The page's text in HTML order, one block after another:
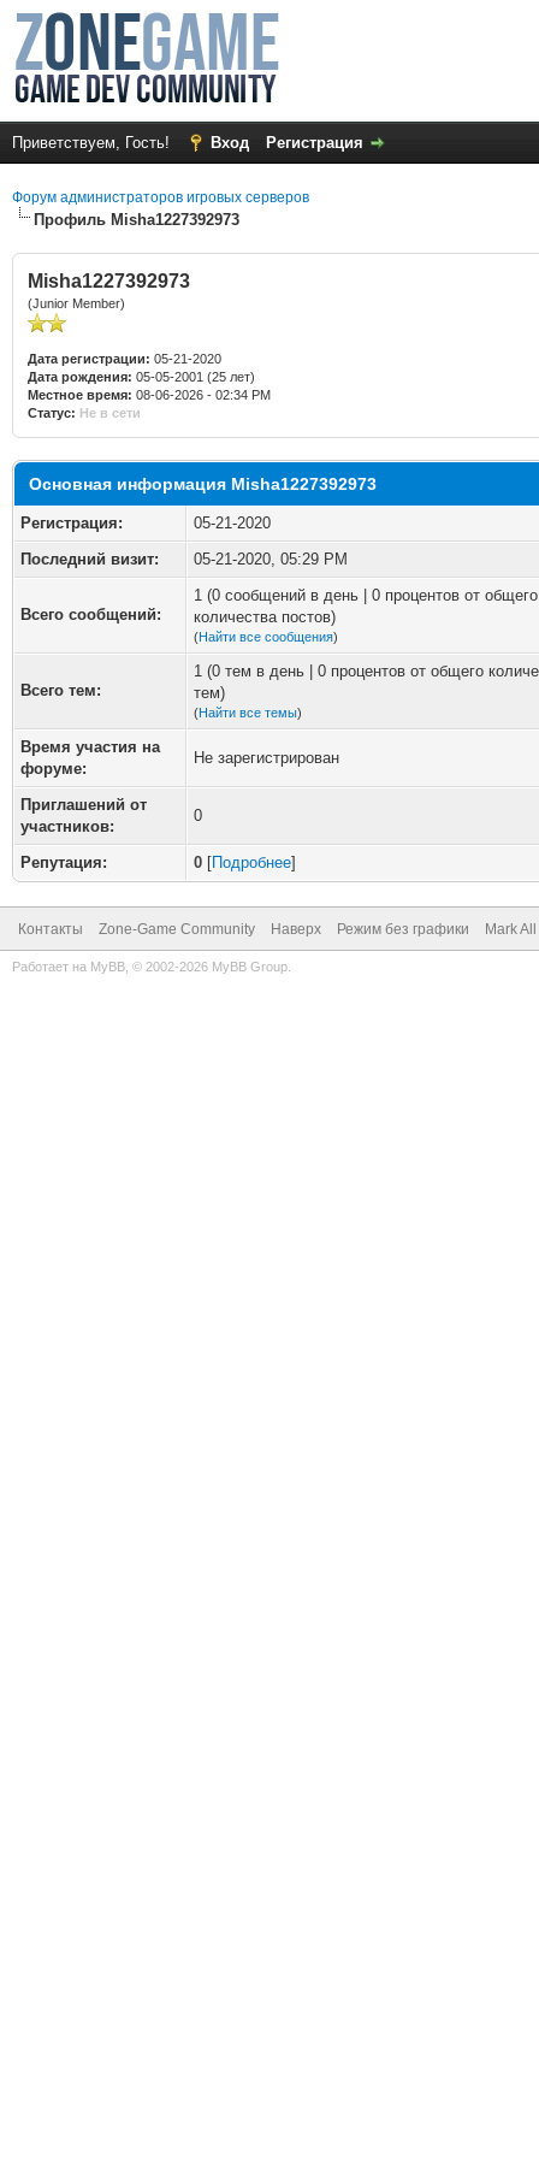
Приветствуем, Гость! Вход Регистрация
Форум администраторов игровых серверов
Профиль Misha1227392973
Misha1227392973
(Junior Member)
Дата регистрации: 05-21-2020
Дата рождения: 05-05-2001 (25 лет)
Местное время: 08-06-2026 - 02:34 PM
Статус: Не в сети
Основная информация Misha1227392973
Регистрация:
05-21-2020
Последний визит:
05-21-2020, 05:29 PM
Всего сообщений:
1 (0 сообщений в день | 0 процентов от общего
количества постов)
(Найти все сообщения)
Всего тем:
1 (0 тем в день | 0 процентов от общего
тем)
(Найти все темы)
Время участия на
форуме:
Не зарегистрирован
Приглашений от
участников:
0
Репутация: 0 [Подробнее]
Контакты Zone-Game Community Наверх Режим без графики Mark
Работает на MyBB , © 2002-2026 MyBB Group